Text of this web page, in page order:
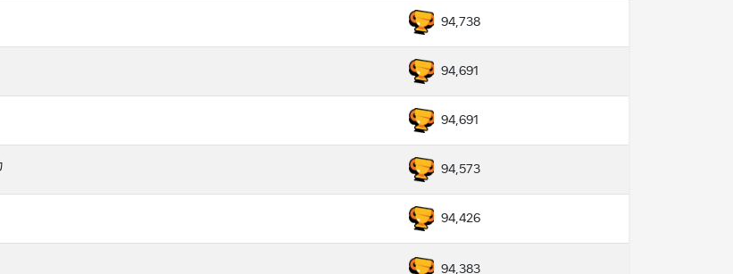
94,738
94,691
94,691
94,573
94,426
94,383